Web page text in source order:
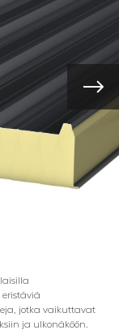
jotka vaikuttavat
ja ulkonäköön.